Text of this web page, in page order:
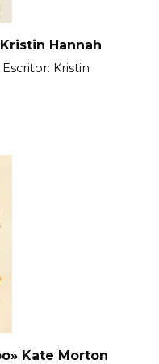
Hannah
Kristin
Kate Morton